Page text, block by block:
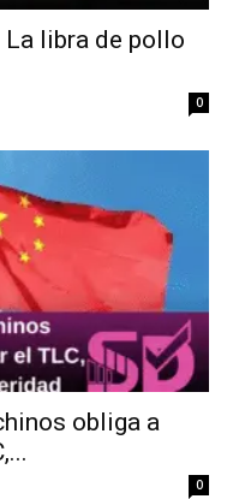
La libra de pollo
0
obliga a
0